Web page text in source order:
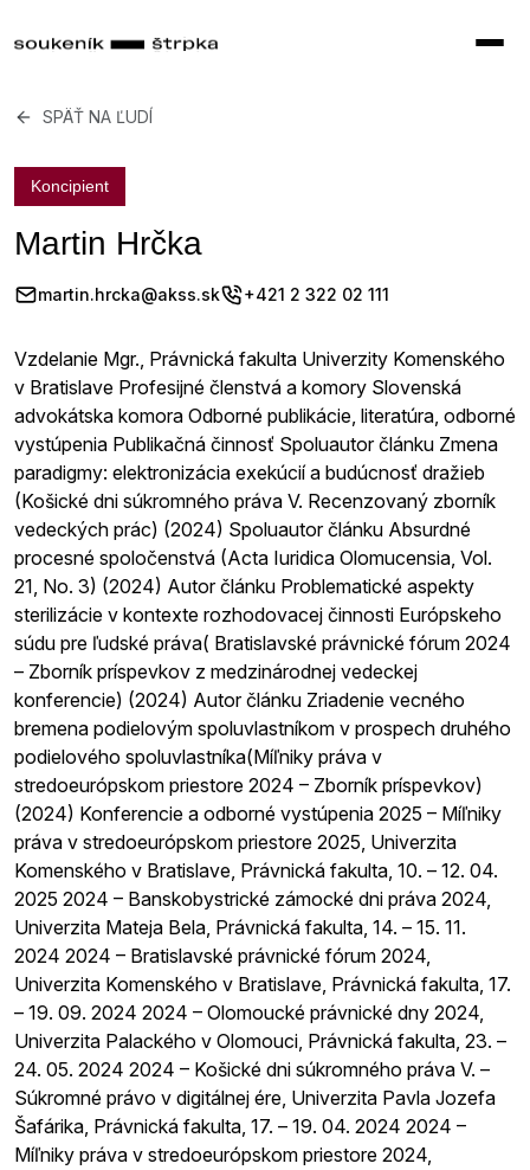
SPÄŤ NA ĽUDÍ
Koncipient
Martin Hrčka
martin.hrcka@akss.sk +421 2 322 02 111
Vzdelanie Mgr., Právnická fakulta Univerzity Komenského
v Bratislave Profesijné členstvá a komory Slovenská
advokátska komora Odborné publikácie, literatúra, odborné
vystúpenia Publikačná činnosť Spoluautor článku Zmena
paradigmy: elektronizácia exekúcií a budúcnosť dražieb
(Košické dni súkromného práva V. Recenzovaný zborník
vedeckých prác) (2024) Spoluautor článku Absurdné
procesné spoločenstvá (Acta Iuridica Olomucensia, Vol.
21, No. 3) (2024) Autor článku Problematické aspekty
sterilizácie v kontexte rozhodovacej činnosti Európskeho
súdu pre ľudské práva( Bratislavské právnické fórum 2024
– Zborník príspevkov z medzinárodnej vedeckej
konferencie) (2024) Autor článku Zriadenie vecného
bremena podielovým spoluvlastníkom v prospech druhého
podielového spoluvlastníka(Míľniky práva v
stredoeurópskom priestore 2024 – Zborník príspevkov)
(2024) Konferencie a odborné vystúpenia 2025 – Míľniky
práva v stredoeurópskom priestore 2025, Univerzita
Komenského v Bratislave, Právnická fakulta, 10. – 12. 04.
2025 2024 – Banskobystrické zámocké dni práva 2024,
Univerzita Mateja Bela, Právnická fakulta, 14. – 15. 11.
2024 2024 – Bratislavské právnické fórum 2024,
Univerzita Komenského v Bratislave, Právnická fakulta, 17.
– 19. 09. 2024 2024 – Olomoucké právnické dny 2024,
Univerzita Palackého v Olomouci, Právnická fakulta, 23. –
24. 05. 2024 2024 – Košické dni súkromného práva V. –
Súkromné právo v digitálnej ére, Univerzita Pavla Jozefa
Šafárika, Právnická fakulta, 17. – 19. 04. 2024 2024 –
Míľniky práva v stredoeurópskom priestore 2024,